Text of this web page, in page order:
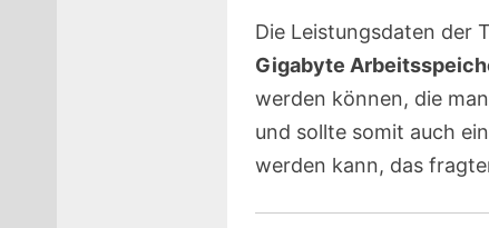
Die Leistungsdaten der
Gigabyte
werden können, die
und sollte somit auch
werden kann, das